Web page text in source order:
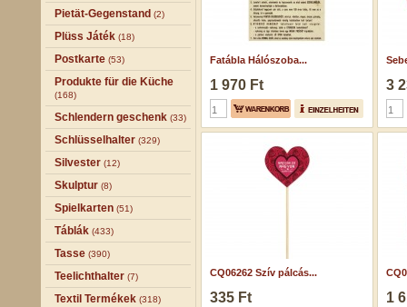
Pietät-Gegenstand (2)
Plüss Játék (18)
Postkarte (53)
Produkte für die Küche
(168)
Schlendern geschenk (33)
Schlüsselhalter (329)
Silvester (12)
Skulptur (8)
Spielkarten (51)
Táblák (433)
Tasse (390)
Teelichthalter (7)
Textil Termékek (318)
Fatábla Hálószoba...
1 970 Ft 3
CQ06262 Szív pálcás...
335 Ft 1